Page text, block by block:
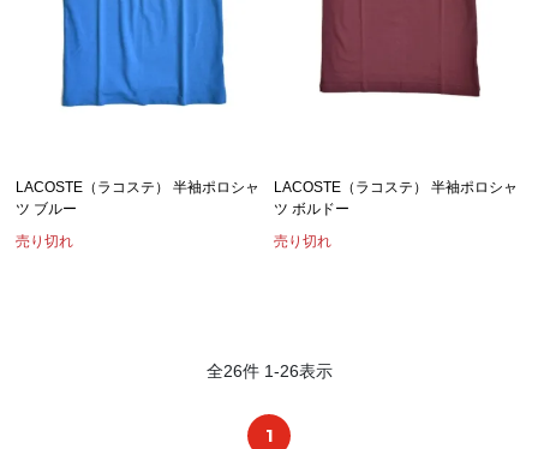
LACOSTE（ラコステ） 半袖ポロシャ
ツ ブルー
売り切れ
LACOSTE（ラコステ） 半袖ポロシャ
ツ ボルドー
売り切れ
全26件 1-26表示
1